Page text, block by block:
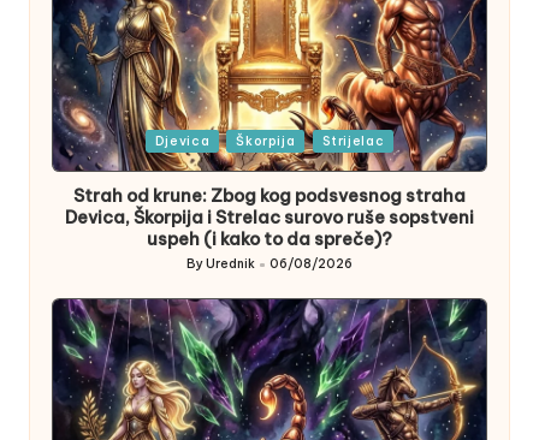
Posted
in
Djevica Škorpija Strijelac
Strah od krune: Zbog kog podsvesnog straha
Devica, Škorpija i Strelac surovo ruše sopstveni
uspeh (i kako to da spreče)?
Posted
by
ByUrednik 06/08/2026